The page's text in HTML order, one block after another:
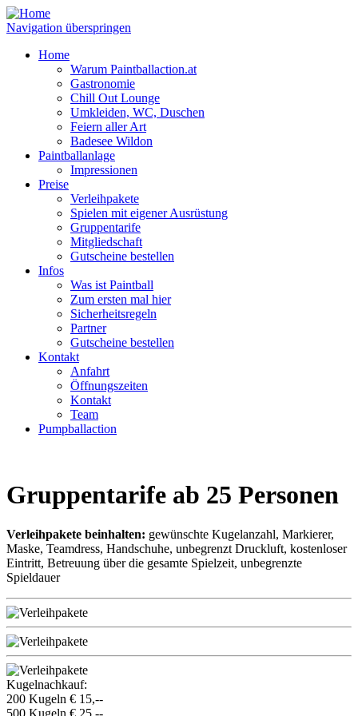
Navigation überspringen
Home
Warum Paintballaction.at
Gastronomie
Chill Out Lounge
Umkleiden, WC, Duschen
Feiern aller Art
Badesee Wildon
Paintballanlage
Impressionen
Preise
Verleihpakete
Spielen mit eigener Ausrüstung
Gruppentarife
Mitgliedschaft
Gutscheine bestellen
Infos
Was ist Paintball
Zum ersten mal hier
Sicherheitsregeln
Partner
Gutscheine bestellen
Kontakt
Anfahrt
Öffnungszeiten
Kontakt
Team
Pumpballaction
Gruppentarife ab 25 Personen
Verleihpakete beinhalten: gewünschte Kugelanzahl, Markierer,
Maske, Teamdress, Handschuhe, unbegrenzt Druckluft, kostenloser
Eintritt, Betreuung über die gesamte Spielzeit, unbegrenzte
Spieldauer
Kugelnachkauf:
200 Kugeln € 15,--
500 Kugeln € 25,--